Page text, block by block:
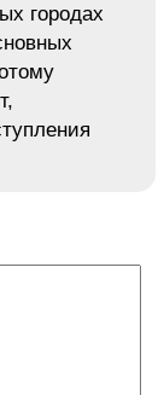
городах